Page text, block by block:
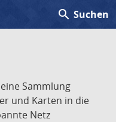
search Suchen
Sammlung
und Karten in die
Netz